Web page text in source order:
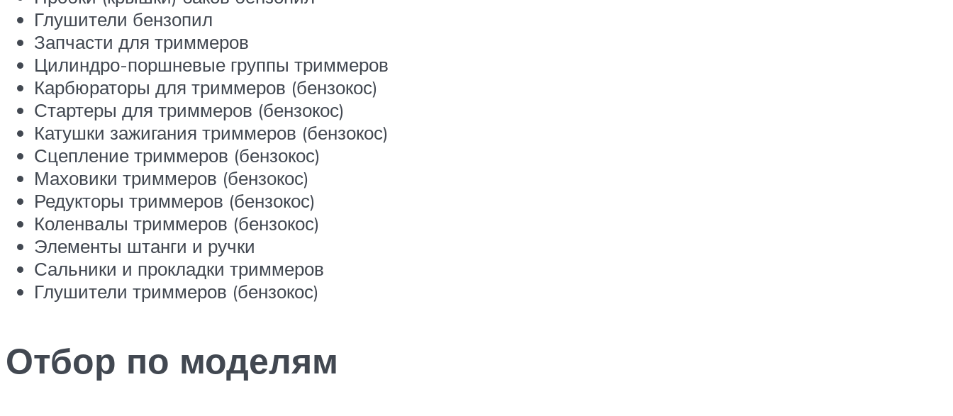
Глушители бензопил
Запчасти для триммеров
Цилиндро-поршневые группы триммеров
Карбюраторы для триммеров (бензокос)
Стартеры для триммеров (бензокос)
Катушки зажигания триммеров (бензокос)
Сцепление триммеров (бензокос)
Маховики триммеров (бензокос)
Редукторы триммеров (бензокос)
Коленвалы триммеров (бензокос)
Элементы штанги и ручки
Сальники и прокладки триммеров
Глушители триммеров (бензокос)
Отбор по моделям